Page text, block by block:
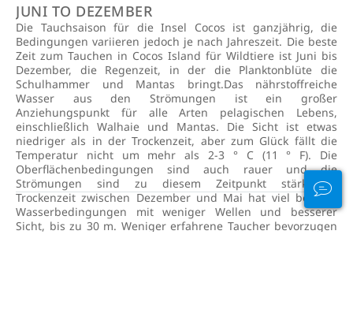
JUNI TO DEZEMBER
Die Tauchsaison für die Insel Cocos ist ganzjährig, die
Bedingungen variieren jedoch je nach Jahreszeit. Die beste
Zeit zum Tauchen in Cocos Island für Wildtiere ist Juni bis
Dezember, die Regenzeit, in der die Planktonblüte die
Schulhammer und Mantas bringt.Das nährstoffreiche
Wasser aus den Strömungen ist ein großer
Anziehungspunkt für alle Arten pelagischen Lebens,
einschließlich Walhaie und Mantas. Die Sicht ist etwas
niedriger als in der Trockenzeit, aber zum Glück fällt die
Temperatur nicht um mehr als 2-3 ° C (11 ° F). Die
Oberflächenbedingungen sind auch rauer und die
Strömungen sind zu diesem Zeitpunkt stärker.Die
Trockenzeit zwischen Dezember und Mai hat viel bessere
Wasserbedingungen mit weniger Wellen und besserer
Sicht, bis zu 30 m. Weniger erfahrene Taucher bevorzugen